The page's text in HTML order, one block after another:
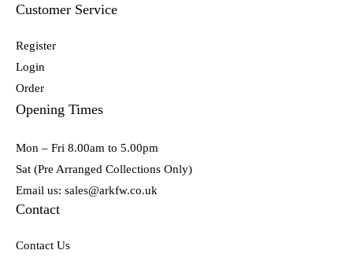
Customer Service
Register
Login
Order
Opening Times
Mon – Fri 8.00am to 5.00pm
Sat (Pre Arranged Collections Only)
Email us: sales@arkfw.co.uk
Contact
Contact Us